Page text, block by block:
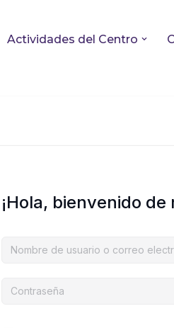
Actividades del Centro
¡Hola, bienvenido de